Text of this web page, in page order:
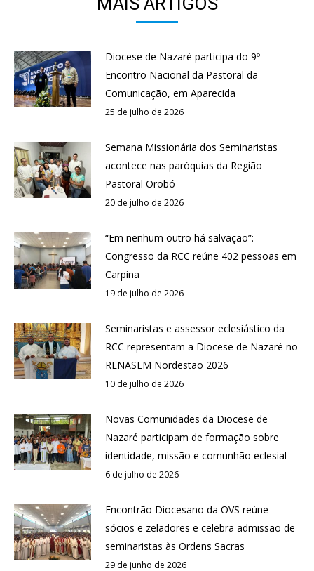
Diocese de Nazaré participa do 9º
Encontro Nacional da Pastoral da
Comunicação, em Aparecida
25 de julho de 2026
Semana Missionária dos Seminaristas
acontece nas paróquias da Região
Pastoral Orobó
20 de julho de 2026
“Em nenhum outro há salvação”:
Congresso da RCC reúne 402 pessoas em
Carpina
19 de julho de 2026
Seminaristas e assessor eclesiástico da
RCC representam a Diocese de Nazaré no
RENASEM Nordestão 2026
10 de julho de 2026
Novas Comunidades da Diocese de
Nazaré participam de formação sobre
identidade, missão e comunhão eclesial
6 de julho de 2026
Encontrão Diocesano da OVS reúne
sócios e zeladores e celebra admissão de
seminaristas às Ordens Sacras
29 de junho de 2026